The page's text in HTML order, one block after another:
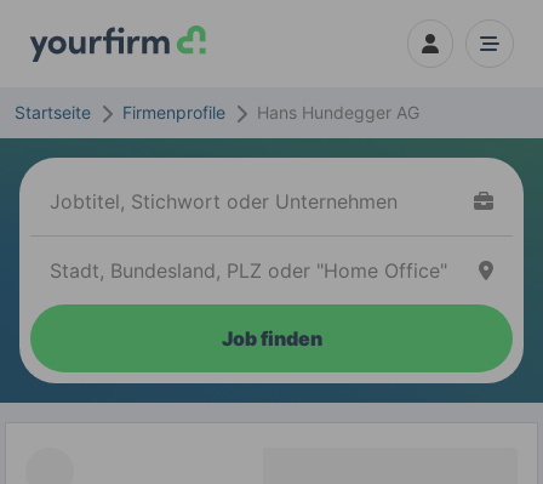
Startseite Firmenprofile Hans Hundegger AG
Job finden